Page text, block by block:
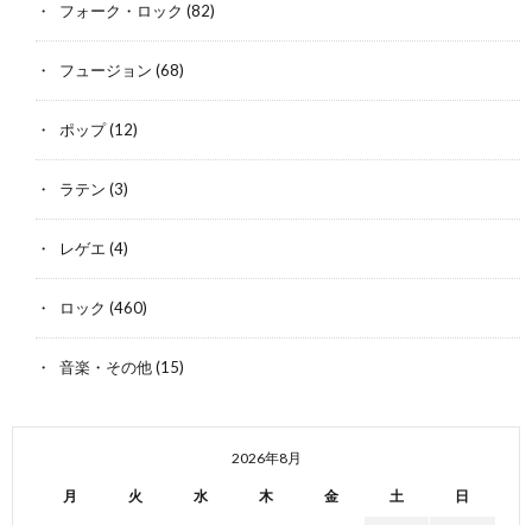
フォーク・ロック (82)
フュージョン (68)
ポップ(12)
ラテン (3)
レゲエ (4)
ロック (460)
音楽・その他(15)
2026年8月
月 火 水 木 金 土 日